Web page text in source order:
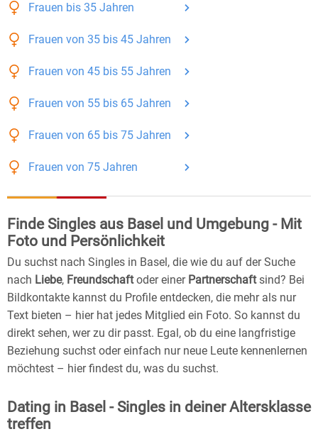
Frauen bis 35 Jahren
Frauen von 35 bis 45 Jahren
Frauen von 45 bis 55 Jahren
Frauen von 55 bis 65 Jahren
Frauen von 65 bis 75 Jahren
Frauen von 75 Jahren
Finde Singles aus Basel und Umgebung - Mit
Foto und Persönlichkeit
Du suchst nach Singles in Basel, die wie du auf der Suche
nach Liebe, Freundschaftoder einer Partnerschaftsind? Bei
Bildkontakte kannst du Profile entdecken, die mehr als nur
Text bieten – hier hat jedes Mitglied ein Foto. So kannst du
direkt sehen, wer zu dir passt. Egal, ob du eine langfristige
Beziehung suchst oder einfach nur neue Leute kennenlernen
möchtest – hier findest du, was du suchst.
Dating in Basel - Singles in deiner Altersklasse
treffen